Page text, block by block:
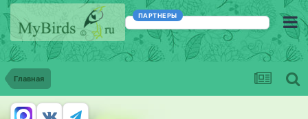
ПАРТНЕРЫ
Главная